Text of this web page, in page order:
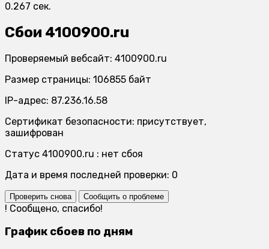
0.267 сек.
Сбои 4100900.ru
Проверяемый вебсайт: 4100900.ru
Размер страницы: 106855 байт
IP-адрес: 87.236.16.58
Сертификат безопасности: присутствует,
зашифрован
Статус 4100900.ru : нет сбоя
Дата и время последней проверки: 0
Проверить снова Сообщить о проблеме
! Сообщено, спасибо!
График сбоев по дням